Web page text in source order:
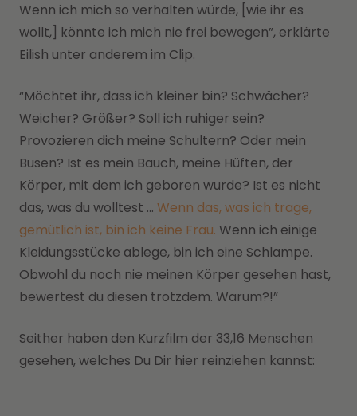
Wenn ich mich so verhalten würde, [wie ihr es
wollt,] könnte ich mich nie frei bewegen”, erklärte
Eilish unter anderem im Clip.
“Möchtet ihr, dass ich kleiner bin? Schwächer?
Weicher? Größer? Soll ich ruhiger sein?
Provozieren dich meine Schultern? Oder mein
Busen? Ist es mein Bauch, meine Hüften, der
Körper, mit dem ich geboren wurde? Ist es nicht
das, was du wolltest ... Wenn das, was ich trage,
gemütlich ist, bin ich keine Frau. Wenn ich einige
Kleidungsstücke ablege, bin ich eine Schlampe.
Obwohl du noch nie meinen Körper gesehen hast,
bewertest du diesen trotzdem. Warum?!”
Seither haben den Kurzfilm der 33,16 Menschen
gesehen, welches Du Dir hier reinziehen kannst: